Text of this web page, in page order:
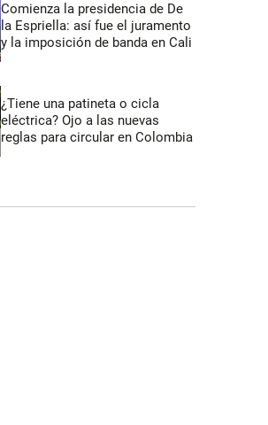
Comienza la presidencia de De
la Espriella: así fue el juramento
y la imposición de banda en Cali
¿Tiene una patineta o cicla
eléctrica? Ojo a las nuevas
reglas para circular en Colombia